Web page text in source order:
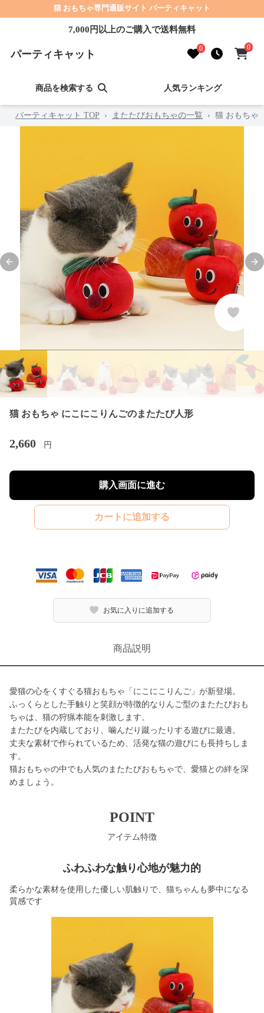
猫 おもちゃ専門通販サイト パーティキャット
7,000円以上のご購入で送料無料
パーティキャット 0 0
商品を検索する 人気ランキング
パーティキャット TOP › またたびおもちゃの一覧 › 猫 おもちゃ
Previous slide
猫 おもちゃ にこにこりんごのまたたび人形
2,660 円
購入画面に進む
カートに追加する
お気に入りに追加する
商品説明
愛猫の心をくすぐる猫おもちゃ「にこにこりんご」が新登場。
ふっくらとした手触りと笑顔が特徴的なりんご型のまたたびおも
ちゃは、猫の狩猟本能を刺激します。
またたびを内蔵しており、噛んだり蹴ったりする遊びに最適。
丈夫な素材で作られているため、活発な猫の遊びにも長持ちしま
す。
猫おもちゃの中でも人気のまたたびおもちゃで、愛猫との絆を深
めましょう。
POINT
アイテム特徴
ふわふわな触り心地が魅力的
柔らかな素材を使用した優しい肌触りで、猫ちゃんも夢中になる
質感です